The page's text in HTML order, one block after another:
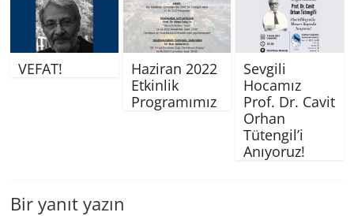
VEFAT!
Haziran 2022
Etkinlik
Programımız
Sevgili
Hocamız
Prof. Dr. Cavit
Orhan
Tütengil’i
Anıyoruz!
Bir yanıt yazın